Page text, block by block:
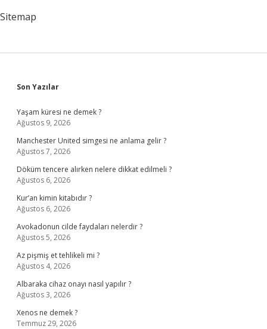
Sitemap
Sidebar
Son Yazılar
Yaşam küresi ne demek ?
Ağustos 9, 2026
Manchester United simgesi ne anlama gelir ?
Ağustos 7, 2026
Döküm tencere alırken nelere dikkat edilmeli ?
Ağustos 6, 2026
Kur’an kimin kitabıdır ?
Ağustos 6, 2026
Avokadonun cilde faydaları nelerdir ?
Ağustos 5, 2026
Az pişmiş et tehlikeli mi ?
Ağustos 4, 2026
Albaraka cihaz onayı nasıl yapılır ?
Ağustos 3, 2026
Xenos ne demek ?
Temmuz 29, 2026